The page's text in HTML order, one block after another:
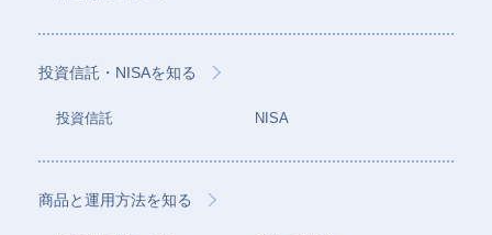
投資信託・NISAを知る
投資信託 NISA
商品と運用方法を知る